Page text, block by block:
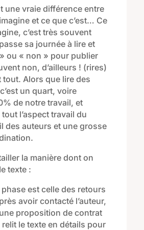
une vraie différenceentre
imagine et ce que c’est… Ce
, c’est très souvent
sa journée à lire et
ou « non » pour publier
non, d’ailleurs ! (rires)
tout. Alors que lire des
c’est un quart, voire
de notre travail, et
l’aspect travail du
des auteurs et une grosse
.
la manière dont on
texte :
est celle des retours
avoir contacté l’auteur,
proposition de contrat
le texte en détails pour